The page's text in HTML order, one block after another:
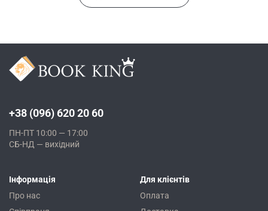
+38 (096) 620 20 60
ПН-ПТ 10:00 — 17:00
СБ-НД — вихідний
Інформація
Про нас
Для клієнтів
Оплата